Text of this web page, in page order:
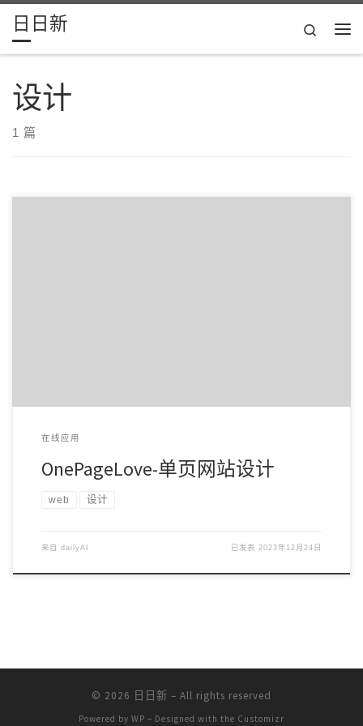
Skip to content
日日新
Search
设计
1 篇
在线应用
OnePageLove-单页网站设计
web 设计
来自 dailyAI 已发表2023年12月24日
© 2026 日日新 – All rights reserved
Powered by WP – Designed with the Customizr